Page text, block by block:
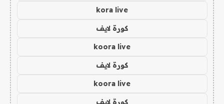
kora live
كورة لايف
koora live
كورة لايف
koora live
كورة لايف